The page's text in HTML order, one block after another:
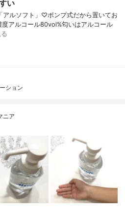
い
アルソフト」♡ポンプ式だから置いてお
アルコール80vol%匂いはアルコール
ション
ニア